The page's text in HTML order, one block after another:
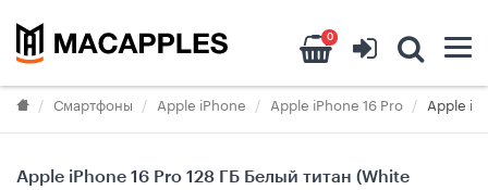
0
Смартфоны Apple iPhone Apple iPhone 16 Pro Apple
Apple iPhone 16 Pro 128 ГБ Белый титан (White